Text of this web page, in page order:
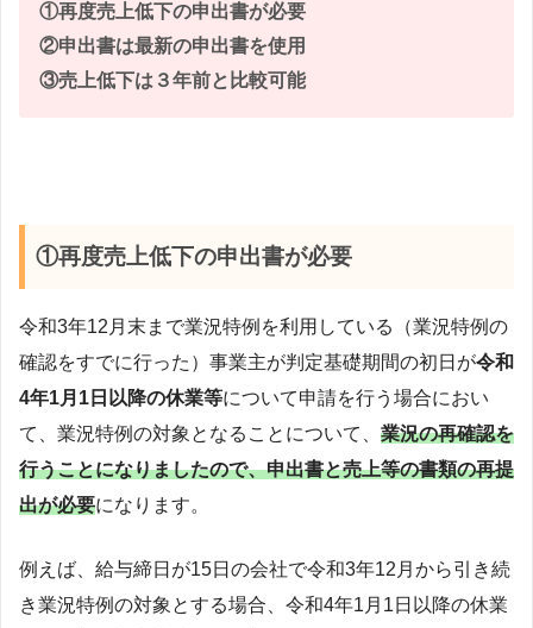
①再度売上低下の申出書が必要
②申出書は最新の申出書を使用
③売上低下は３年前と比較可能
①再度売上低下の申出書が必要
令和3年12月末まで業況特例を利用している（業況特例の
確認をすでに行った）事業主が判定基礎期間の初日が令和
4年1月1日以降の休業等について申請を行う場合におい
て、業況特例の対象となることについて、 業況の再確認を
行うことになりましたので、申出書と売上等の書類の再提
出が必要になります。
例えば、給与締日が15日の会社で令和3年12月から引き続
き業況特例の対象とする場合、令和4年1月1日以降の休業